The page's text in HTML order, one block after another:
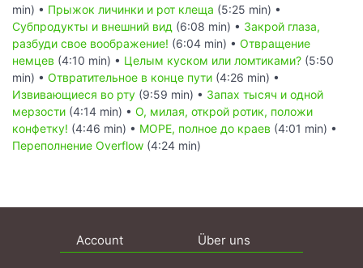
min) • Прыжок личинки и рот клеща (5:25 min) •
Субпродукты и внешний вид (6:08 min) • Закрой глаза,
разбуди свое воображение! (6:04 min) • Отвращение
немцев (4:10 min) • Целым куском или ломтиками? (5:50
min) • Отвратительное в конце пути (4:26 min) •
Извивающиеся во рту (9:59 min) • Запах тысяч и одной
мерзости (4:14 min) • О, милая, открой ротик, положи
конфетку! (4:46 min) • МОРЕ, полное до краев (4:01 min) •
Переполнение Overflow (4:24 min)
Account Über uns